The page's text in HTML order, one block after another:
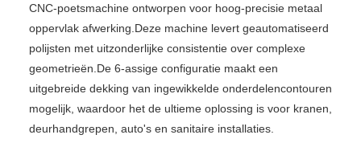
CNC-poetsmachine ontworpen voor hoog-precisie metaal
oppervlak afwerking.Deze machine levert geautomatiseerd
polijsten met uitzonderlijke consistentie over complexe
geometrieën.De 6-assige configuratie maakt een
uitgebreide dekking van ingewikkelde onderdelencontouren
mogelijk, waardoor het de ultieme oplossing is voor kranen,
deurhandgrepen, auto's en sanitaire installaties.